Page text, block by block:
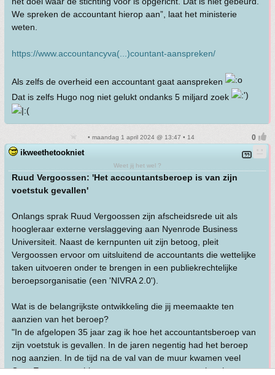
We spreken de accountant hierop aan”, laat het ministerie
weten.
https://www.accountancyva(...)countant-aanspreken/
Als zelfs de overheid een accountant gaat aanspreken
Dat is zelfs Hugo nog niet gelukt ondanks 5 miljard zoek
• maandag 1 april 2024 @ 13:47 • 14
ikweethetookniet
Weet jij het wel ?
Ruud Vergoossen: 'Het accountantsberoep is van zijn
voetstuk gevallen'
Onlangs sprak Ruud Vergoossen zijn afscheidsrede uit als
hoogleraar externe verslaggeving aan Nyenrode Business
Universiteit. Naast de kernpunten uit zijn betoog, pleit
Vergoossen ervoor om uitsluitend de accountants die wettelijke
taken uitvoeren onder te brengen in een publiekrechtelijke
beroepsorganisatie (een 'NIVRA 2.0').
Wat is de belangrijkste ontwikkeling die jij meemaakte ten
aanzien van het beroep?
"In de afgelopen 35 jaar zag ik hoe het accountantsberoep van
zijn voetstuk is gevallen. In de jaren negentig had het beroep
nog aanzien. In de tijd na de val van de muur kwamen veel
Oost-Europeanen hiernaartoe, om te praten over hoe het